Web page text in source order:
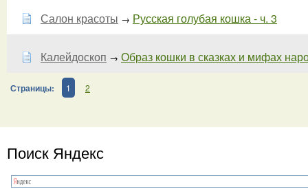
Салон красоты → Русская голубая кошка - ч. 3
Калейдоскоп → Образ кошки в сказках и мифах
Страницы: 1 2
Поиск Яндекс